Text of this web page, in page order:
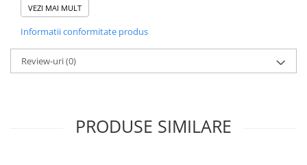
Greutate bruta: 1310 g
VEZI MAI MULT
Informatii conformitate produs
Review-uri(0)
PRODUSE SIMILARE